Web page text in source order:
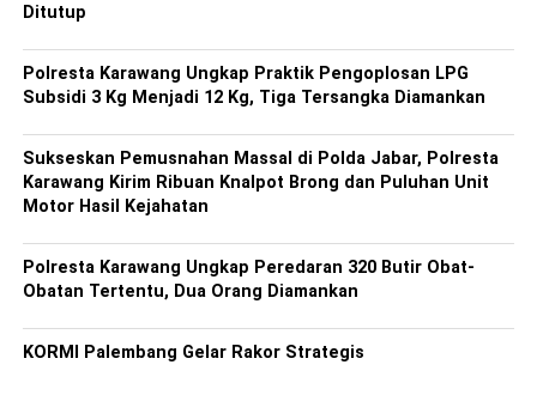
Ditutup
Polresta Karawang Ungkap Praktik Pengoplosan LPG
Subsidi 3 Kg Menjadi 12 Kg, Tiga Tersangka Diamankan
Sukseskan Pemusnahan Massal di Polda Jabar, Polresta
Karawang Kirim Ribuan Knalpot Brong dan Puluhan Unit
Motor Hasil Kejahatan
Polresta Karawang Ungkap Peredaran 320 Butir Obat-
Obatan Tertentu, Dua Orang Diamankan
KORMI Palembang Gelar Rakor Strategis